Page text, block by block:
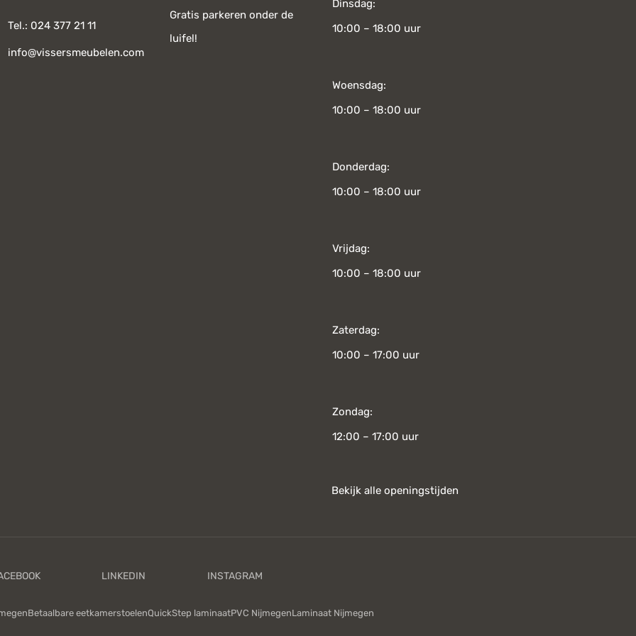
Tel.: 024 377 21 11
info@vissersmeubelen.com
Gratis parkeren onder de
luifel!
Dinsdag:
10:00 – 18:00 uur
Woensdag:
10:00 – 18:00 uur
Donderdag:
10:00 – 18:00 uur
Vrijdag:
10:00 – 18:00 uur
Zaterdag:
10:00 – 17:00 uur
Zondag:
12:00 – 17:00 uur
Bekijk alle openingstijden
Betaalbare eetkamerstoelenQuickStep laminaatPVC NijmegenLaminaat Nijmegen